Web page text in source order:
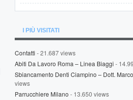
I PIÙ VISITATI
Contatti - 21.687 views
Abiti Da Lavoro Roma – Linea Biaggi -
Sbiancamento Denti Ciampino – Dott.
views
Parrucchiere Milano - 13.650 views